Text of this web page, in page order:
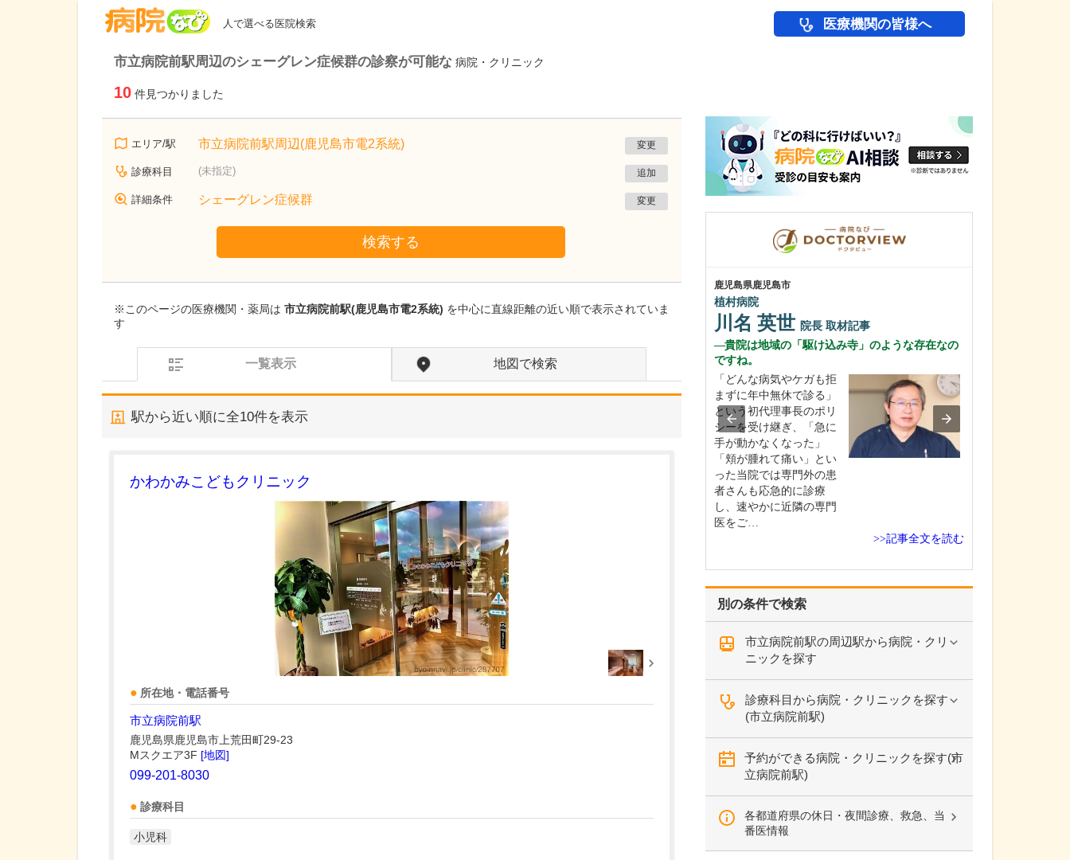
人で選べる医院検索 医療機関の皆様へ
市立病院前駅周辺のシェーグレン症候群の診察が可能な 病院・クリニック
10 件見つかりました
エリア/駅 市立病院前駅周辺(鹿児島市電2系統) 変更
診療科目 (未指定) 追加
詳細条件 シェーグレン症候群 変更
検索する
※このページの医療機関・薬局は 市立病院前駅(鹿児島市電2系統) を中心に直線距離の近い順で表示されていま
す
一覧表示 地図で検索
駅から近い順に全10件を表示
かわかみこどもクリニック
所在地・電話番号
市立病院前駅
鹿児島県鹿児島市上荒田町29-23
Mスクエア3F [地図]
099-201-8030
診療科目
小児科
別の条件で検索
市立病院前駅の周辺駅から病院・クリ
ニックを探す
診療科目から病院・クリニックを探す
(市立病院前駅)
予約ができる病院・クリニックを探す(市
立病院前駅)
各都道府県の休日・夜間診療、救急、当
番医情報
鹿児島県鹿児島市
緑ヶ丘クリニック
新田 翔
桂 久和 医師 取材記事
貴院の診療内容を教えてください。
な症状まで幅広く対応し
ており、お子さんからご
高…
鹿児島県鹿児島市
植村病院
川名 英世 院長 取材記事
貴院は地域の「駆け込み寺」のような存在なの
ですね。
「どんな病気やケガも拒
まずに年中無休で診る」
という初代理事長のポリ
シーを受け継ぎ、「急に
手が動かなくなった」
「頬が腫れて痛い」とい
った当院では専門外の患
者さんも応急的に診療
し、速やかに近隣の専門
医をご…
>>記事全文を読む